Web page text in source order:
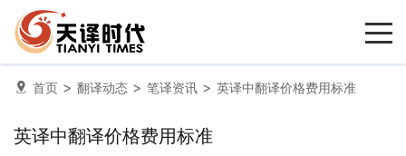
首页 > 翻译动态 > 笔译资讯 > 英译中翻译价格费用标准
英译中翻译价格费用标准